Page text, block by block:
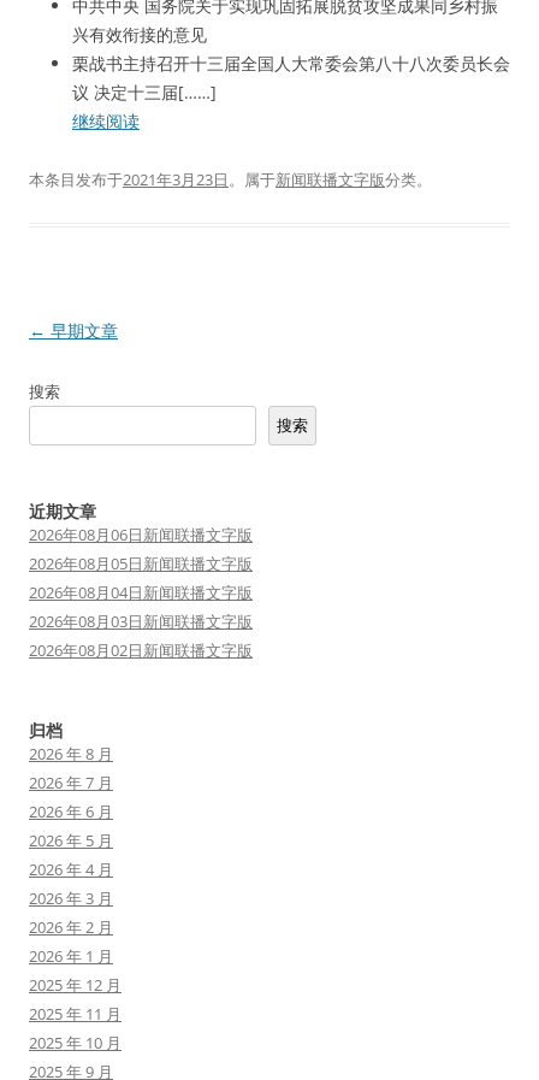
中共中央 国务院关于实现巩固拓展脱贫攻坚成果同乡村振
兴有效衔接的意见
栗战书主持召开十三届全国人大常委会第八十八次委员长会
议 决定十三届[……]
继续阅读
本条目发布于2021年3月23日。属于新闻联播文字版分类。
文
导
← 早期文章
搜索
搜索
近期文章
2026年08月06日新闻联播文字版
2026年08月05日新闻联播文字版
2026年08月04日新闻联播文字版
2026年08月03日新闻联播文字版
2026年08月02日新闻联播文字版
归档
2026 年 8 月
2026 年 7 月
2026 年 6 月
2026 年 5 月
2026 年 4 月
2026 年 3 月
2026 年 2 月
2026 年 1 月
2025 年 12 月
2025 年 11 月
2025 年 10 月
2025 年 9 月